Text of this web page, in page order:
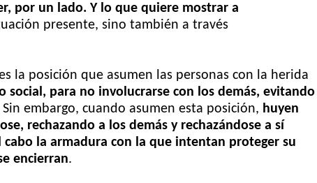
por un lado. Y lo que quiere mostrar a
presente, sino también a través
la posición que asumen las personas con la herida
social, para no involucrarse con los demás, evitando
Sin embargo, cuando asumen esta posición, huyen
rechazando a los demás y rechazándose a sí
cabo la armadura con la que intentan proteger su
encierran.